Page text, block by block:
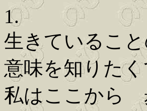
1.
生きているこ
意味を知りたく
私はここから